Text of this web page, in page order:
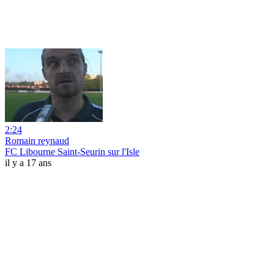
2:24
Romain reynaud
FC Libourne Saint-Seurin sur l'Isle
il y a 17 ans